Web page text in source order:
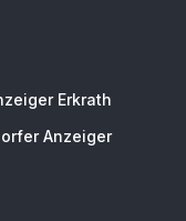
Erkrath
Anzeiger